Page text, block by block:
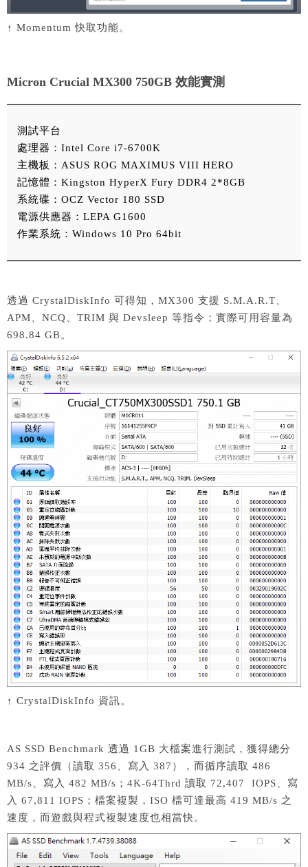
↑ Momentum 快取功能。
Micron Crucial MX300 750GB 效能實測
測試平台
處理器：Intel Core i7-6700K
主機板：ASUS ROG MAXIMUS VIII HERO
記憶體：Kingston HyperX Fury DDR4 2*8GB
系統碟：OCZ Vector 180 SSD
電源供應器：LEPA G1600
作業系統：Windows 10 Pro 64bit
透過 CrystalDiskInfo 可得知，MX300 支援 S.M.A.R.T、
APM、NCQ、TRIM 與 Devsleep 等指令；實際可用容量為
698.84 GB。
↑ CrystalDiskInfo 資訊。
AS SSD Benchmark 透過 1GB 大檔案進行測試，獲得總分
934 之評價（讀取 356、寫入 387），而循序讀取 486
MB/s、寫入 482 MB/s；4K-64Thrd 讀取 72,407 IOPS、寫
入 67,811 IOPS；檔案複製，ISO 檔可達最高 419 MB/s 之
速度，而遊戲與程式複製速度也相當快。